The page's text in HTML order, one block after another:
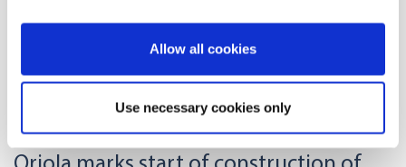
If you allow, we would also like to:
Identify your device by actively scanning it for
Allow all cookies
Use necessary cookies only
17.06.2026 | News